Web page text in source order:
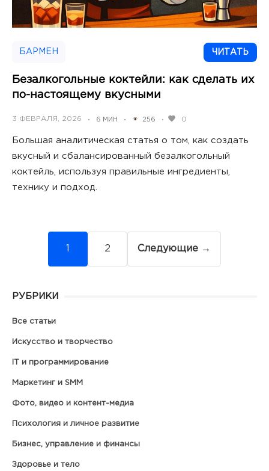
БАРМЕН ЧИТАТЬ
Безалкогольные коктейли: как сделать их
по-настоящему вкусными
POSTED
3 ФЕВРАЛЯ, 2026 • 6 МИН • 256 • 0
Большая аналитическая статья о том, как создать
вкусный и сбалансированный безалкогольный
коктейль, используя правильные ингредиенты,
технику и подход.
Навигация
1 2 Следующие →
РУБРИКИ
Все статьи
Искусство и творчество
IT и программирование
Маркетинг и SMM
Фото, видео и контент-медиа
Психология и личное развитие
Бизнес, управление и финансы
Здоровье и тело